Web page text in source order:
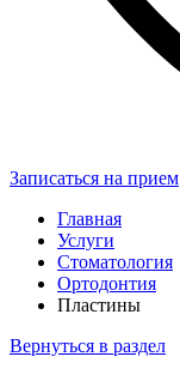
Записаться на прием
Главная
Услуги
Стоматология
Ортодонтия
Пластины
Вернуться в раздел